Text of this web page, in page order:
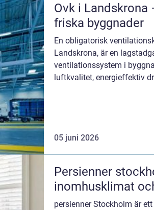
Ovk i
friska byggnader
En obligatorisk
Landskrona, är en
ventilationssystem i
luftkvalitet, energieffektiv
05 juni 2026
Persienner
inomhusklimat
persienner Stockholm är